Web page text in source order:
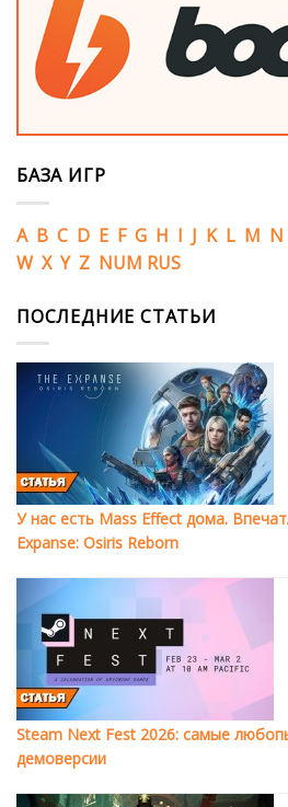
БАЗА ИГР
A B C D E F G H I J K L M N
W X Y Z NUM RUS
ПОСЛЕДНИЕ СТАТЬИ
У нас есть Mass Effect дома.
Expanse: Osiris Reborn
Steam Next Fest 2026: самые
демоверсии